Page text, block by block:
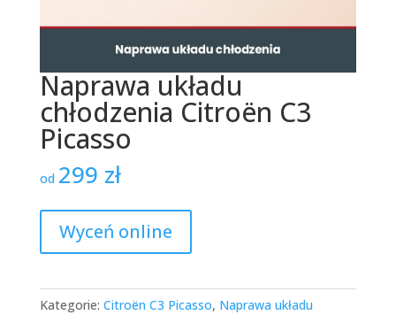
Naprawa układu
chłodzenia Citroën C3
Picasso
od 299 zł
Wyceń online
Kategorie: Citroën C3 Picasso, Naprawa układu